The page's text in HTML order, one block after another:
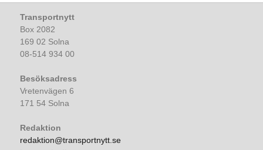
Transportnytt
Box 2082
169 02 Solna
08-514 934 00
Besöksadress
Vretenvägen 6
171 54 Solna
Redaktion
redaktion@transportnytt.se